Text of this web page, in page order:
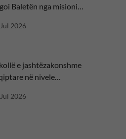
Baletën nga misioni
2026
e jashtëzakonshme
në nivele
2026